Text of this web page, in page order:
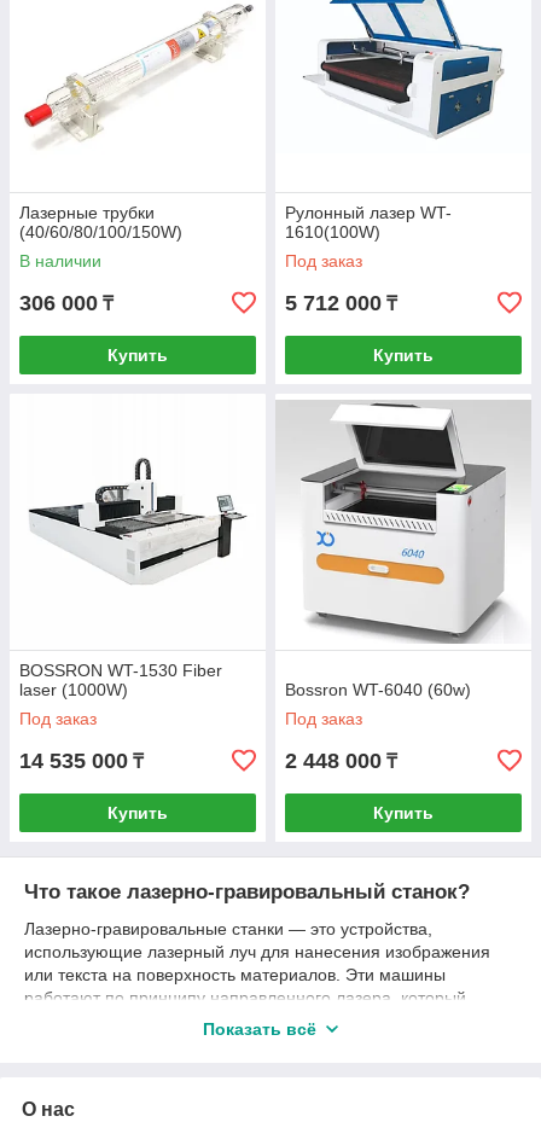
Лазерные трубки
(40/60/80/100/150W)
В наличии
306 000 ₸
Купить
Рулонный лазер WT-
1610(100W)
Под заказ
5 712 000 ₸
Купить
BOSSRON WT-1530 Fiber
laser (1000W)
Под заказ
14 535 000 ₸
Купить
Bossron WT-6040 (60w)
Под заказ
2 448 000 ₸
Купить
Что такое лазерно-гравировальный станок?
Лазерно-гравировальные станки — это устройства,
использующие лазерный луч для нанесения изображения
или текста на поверхность материалов. Эти машины
работают по принципу направленного лазера, который
нагревает и испаряет верхний слой материала, создавая на
устойчивость и долговечность, что делает их незаменимыми
Показать всё
О нас